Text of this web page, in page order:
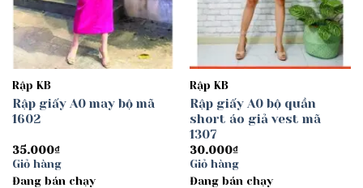
Rập KB
Rập giấy A0 may bộ mã
1602
35.000₫
Giỏ hàng
Đang bán chạy
Rập KB
Rập giấy A0 bộ quần
short áo giả vest mã
1307
30.000₫
Giỏ hàng
Đang bán chạy